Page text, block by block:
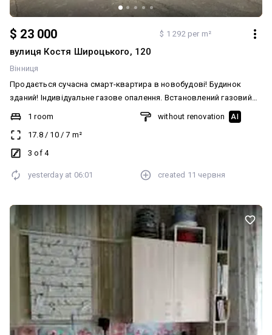
$ 23 000 $ 1 292 per m²
вулиця Костя Широцького, 120
Вінниця
Продається сучасна смарт-квартира в новобудові! Будинок
зданий! Індивідуальне газове опалення. Встановлений газовий
котел. Розводка електрики по квартирі. Квартира в чистовому
стані, що дозволяє створити інтер"єр за власним бажанням.
Багато паркомісць. Територія закрита. Будинок охороняється. За
більш детальнішою інформацією звертайтесь за телефоном або
1 room
17.8/ 10/7 m²
3 of 4
without renovation AI
yesterday at 06:01 created 11 червня